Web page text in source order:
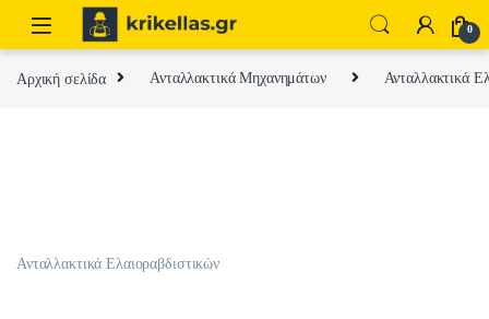
Skip to navigation
Skip to content
0
Αρχική σελίδα Ανταλλακτικά Μηχανημάτων Ανταλλακτικά
Ανταλλακτικά Ελαιοραβδιστικών